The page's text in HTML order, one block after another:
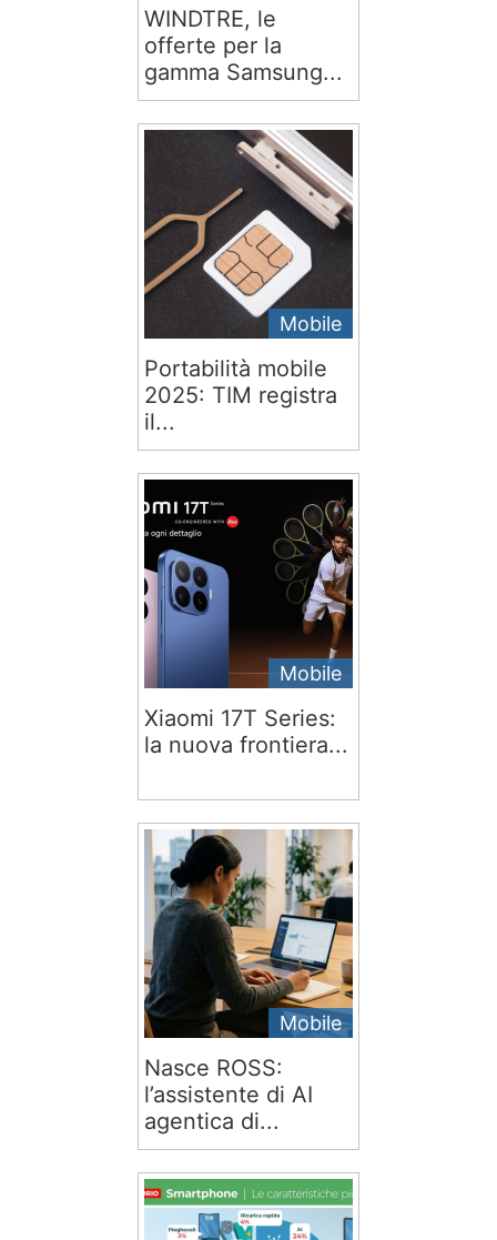
WINDTRE, le
offerte per la
gamma Samsung...
Mobile
Portabilità mobile
2025: TIM registra
il...
Mobile
Xiaomi 17T Series:
la nuova frontiera...
Mobile
Nasce ROSS:
l’assistente di AI
agentica di...